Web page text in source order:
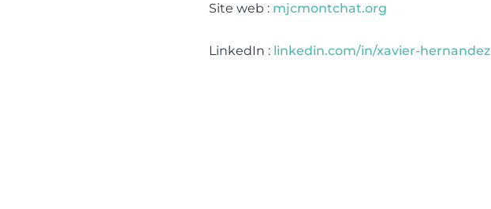
Site web : mjcmontchat.org
LinkedIn : linkedin.com/in/xavier-hernandez